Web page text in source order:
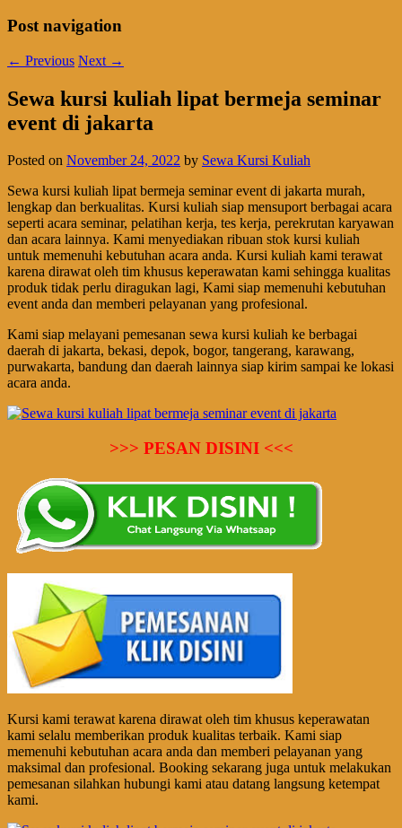
Post navigation
← Previous Next →
Sewa kursi kuliah lipat bermeja seminar
event di jakarta
Posted on November 24, 2022 by Sewa Kursi Kuliah
Sewa kursi kuliah lipat bermeja seminar event di jakarta murah,
lengkap dan berkualitas. Kursi kuliah siap mensuport berbagai acara
seperti acara seminar, pelatihan kerja, tes kerja, perekrutan karyawan
dan acara lainnya. Kami menyediakan ribuan stok kursi kuliah
untuk memenuhi kebutuhan acara anda. Kursi kuliah kami terawat
karena dirawat oleh tim khusus keperawatan kami sehingga kualitas
produk tidak perlu diragukan lagi, Kami siap memenuhi kebutuhan
event anda dan memberi pelayanan yang profesional.
Kami siap melayani pemesanan sewa kursi kuliah ke berbagai
daerah di jakarta, bekasi, depok, bogor, tangerang, karawang,
purwakarta, bandung dan daerah lainnya siap kirim sampai ke lokasi
acara anda.
>>> PESAN DISINI <<<
Kursi kami terawat karena dirawat oleh tim khusus keperawatan
kami selalu memberikan produk kualitas terbaik. Kami siap
memenuhi kebutuhan acara anda dan memberi pelayanan yang
maksimal dan profesional. Booking sekarang juga untuk melakukan
pemesanan silahkan hubungi kami atau datang langsung ketempat
kami.